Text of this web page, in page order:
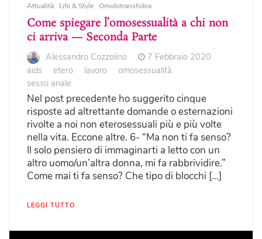
Attualità Life & Style Omobitransfobia
Come spiegare l’omosessualità a chi non
ci arriva — Seconda Parte
Alessandro Cozzolino
7 Febbraio 2020
aids
etero lavoro
omosessualità
sesso anale
Nel post precedente ho suggerito cinque
risposte ad altrettante domande o esternazioni
rivolte a noi non eterosessuali più e più volte
nella vita. Eccone altre. 6- “Ma non ti fa senso?
Il solo pensiero di immaginarti a letto con un
altro uomo/un’altra donna, mi fa rabbrividire.”
Come mai ti fa senso? Che tipo di blocchi […]
LEGGI TUTTO